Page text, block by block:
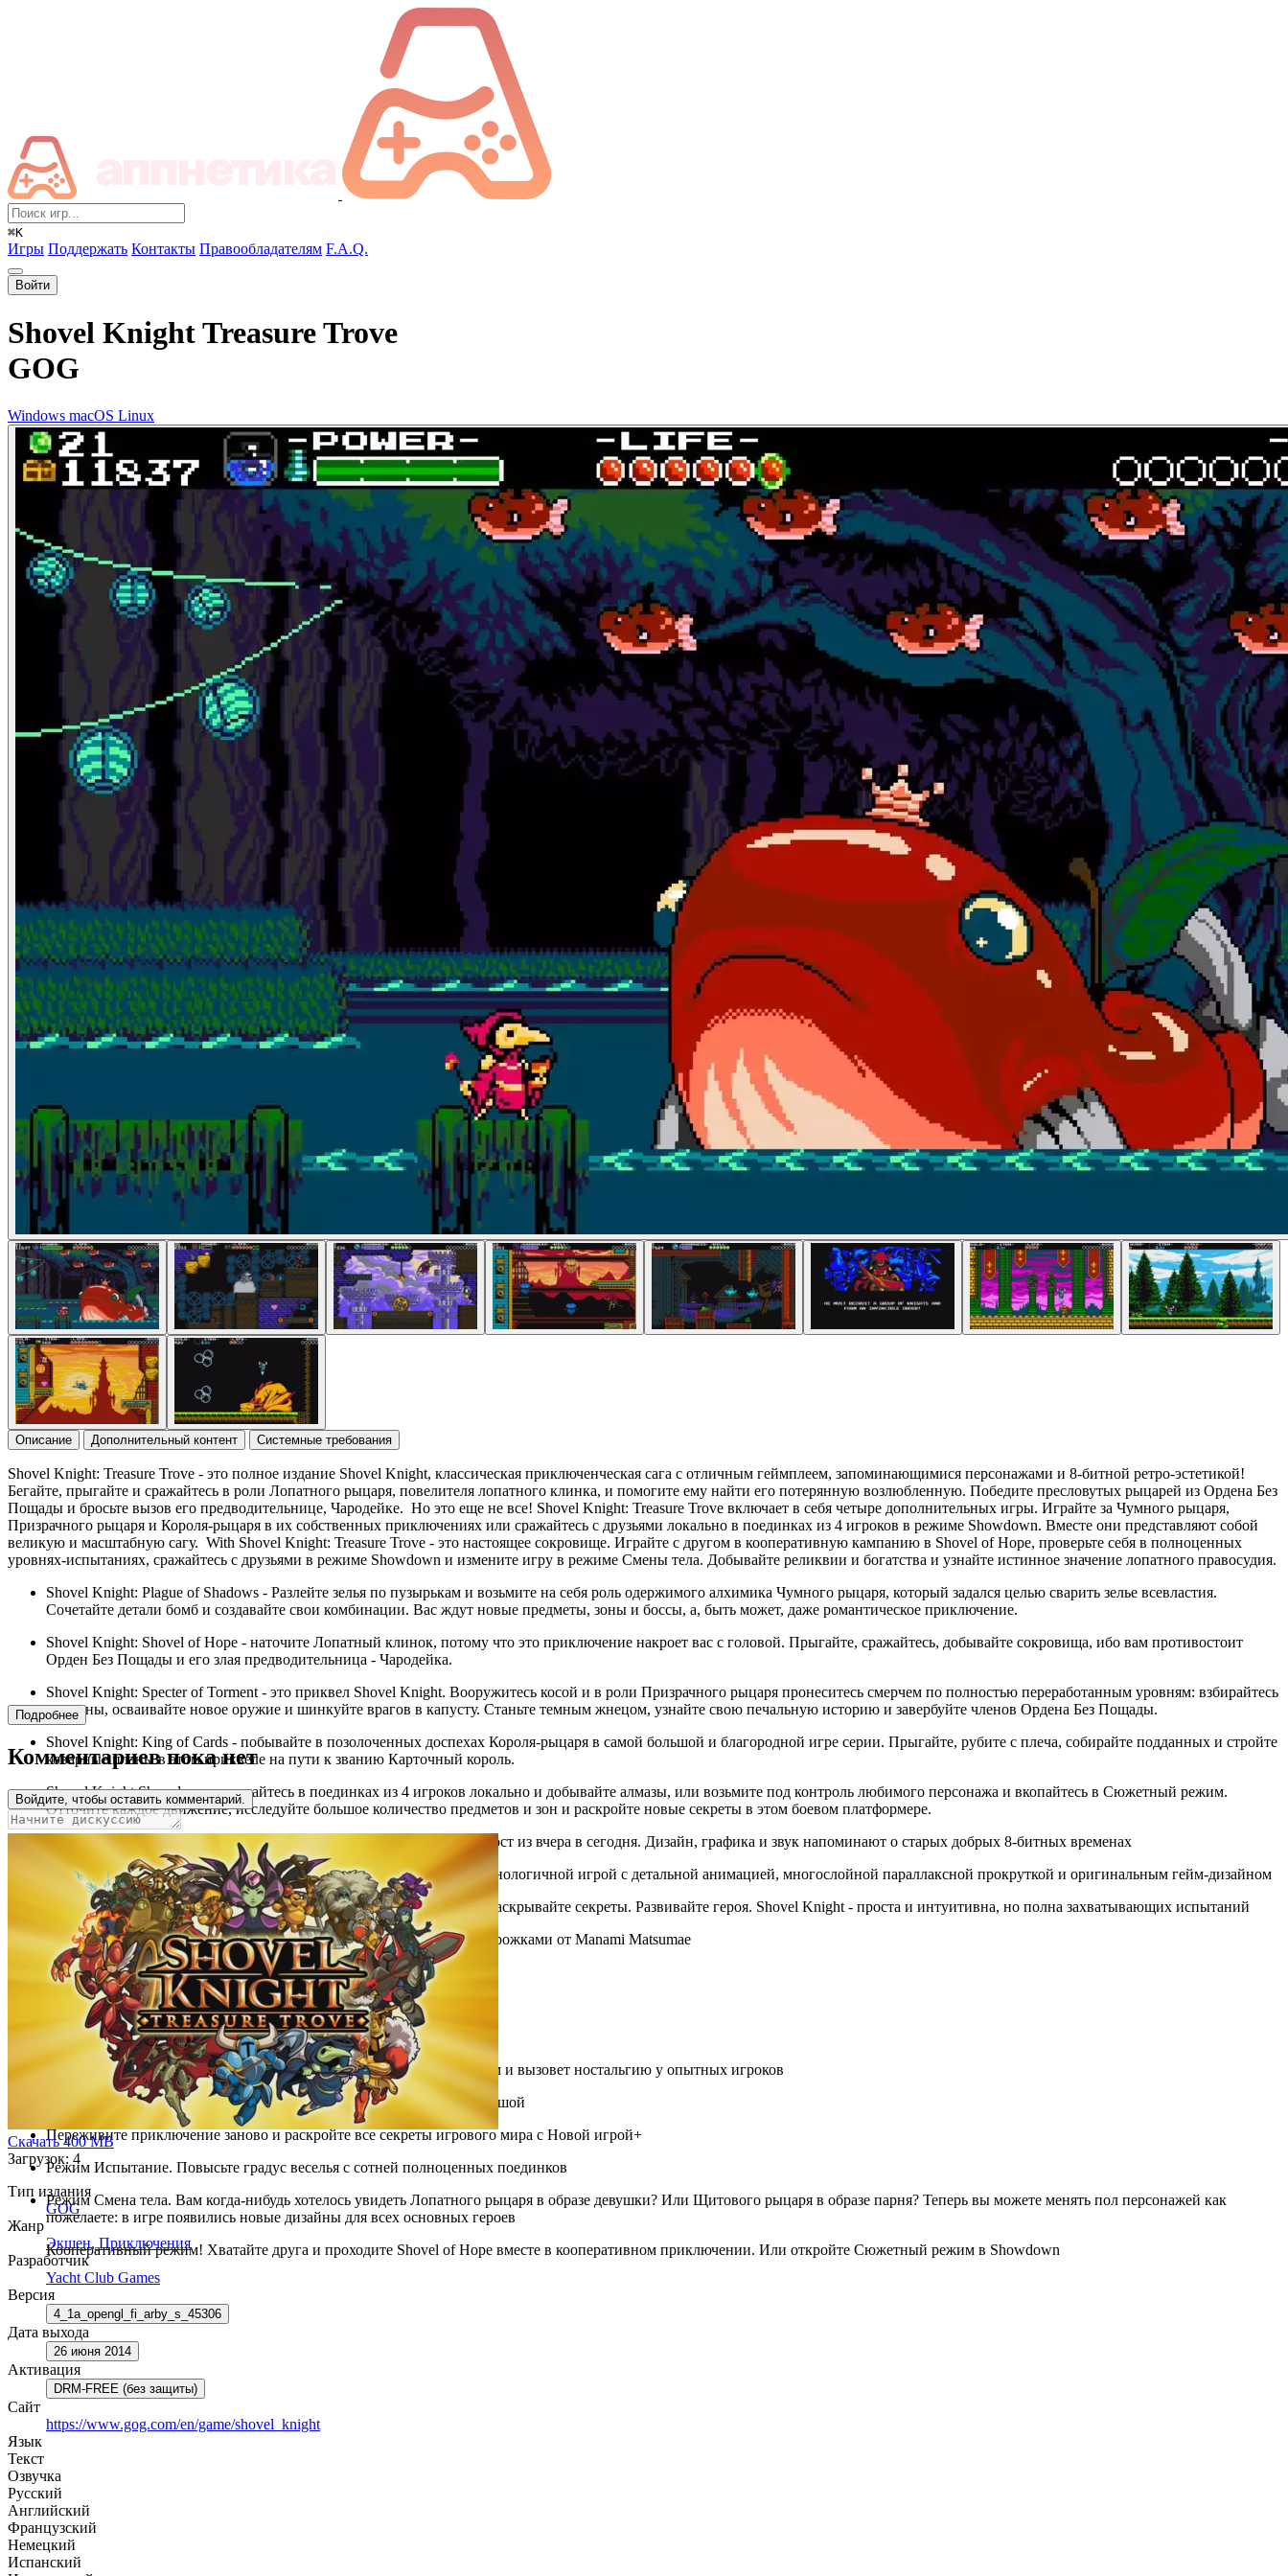
⌘K
Игры Поддержать Контакты Правообладателям F.A.Q.
Войти
Shovel Knight Treasure Trove
GOG
Windows macOS Linux
Описание Дополнительный контент Системные требования
Shovel Knight: Treasure Trove - это полное издание Shovel Knight, классическая приключенческая сага с отличным геймплеем, запоминающимися персонажами и 8-битной ретро-эстетикой!
Бегайте, прыгайте и сражайтесь в роли Лопатного рыцаря, повелителя лопатного клинка, и помогите ему найти его потерянную возлюбленную. Победите пресловутых рыцарей из Ордена Без
Пощады и бросьте вызов его предводительнице, Чародейке. Но это еще не все! Shovel Knight: Treasure Trove включает в себя четыре дополнительных игры. Играйте за Чумного рыцаря,
Призрачного рыцаря и Короля-рыцаря в их собственных приключениях или сражайтесь с друзьями локально в поединках из 4 игроков в режиме Showdown. Вместе они представляют собой
великую и масштабную сагу. With Shovel Knight: Treasure Trove - это настоящее сокровище. Играйте с другом в кооперативную кампанию в Shovel of Hope, проверьте себя в полноценных
уровнях-испытаниях, сражайтесь с друзьями в режиме Showdown и измените игру в режиме Смены тела. Добывайте реликвии и богатства и узнайте истинное значение лопатного правосудия.
Shovel Knight: Plague of Shadows - Разлейте зелья по пузырькам и возьмите на себя роль одержимого алхимика Чумного рыцаря, который задался целью сварить зелье всевластия.
Сочетайте детали бомб и создавайте свои комбинации. Вас ждут новые предметы, зоны и боссы, а, быть может, даже романтическое приключение.
Shovel Knight: Shovel of Hope - наточите Лопатный клинок, потому что это приключение накроет вас с головой. Прыгайте, сражайтесь, добывайте сокровища, ибо вам противостоит
Орден Без Пощады и его злая предводительница - Чародейка.
Shovel Knight: Specter of Torment - это приквел Shovel Knight. Вооружитесь косой и в роли Призрачного рыцаря пронеситесь смерчем по полностью переработанным уровням: взбирайтесь
на стены, осваивайте новое оружие и шинкуйте врагов в капусту. Станьте темным жнецом, узнайте свою печальную историю и завербуйте членов Ордена Без Пощады.
Shovel Knight: King of Cards - побывайте в позолоченных доспехах Короля-рыцаря в самой большой и благородной игре серии. Прыгайте, рубите с плеча, собирайте подданных и стройте
коварные планы в этом приквеле на пути к званию Карточный король.
Shovel Knight Showdown - сражайтесь в поединках из 4 игроков локально и добывайте алмазы, или возьмите под контроль любимого персонажа и вкопайтесь в Сюжетный режим.
Отточите каждое движение, исследуйте большое количество предметов и зон и раскройте новые секреты в этом боевом платформере.
Красивый и неподдельный стиль Yacht Club Games прокладывает мост из вчера в сегодня. Дизайн, графика и звук напоминают о старых добрых 8-битных временах
При этом современные технологии делают Shovel Knight высокотехнологичной игрой с детальной анимацией, многослойной параллаксной прокруткой и оригинальным гейм-дизайном
Прыгайте через ямы. Сражайтесь с врагами. Находите сокровища. Раскрывайте секреты. Развивайте героя. Shovel Knight - проста и интуитивна, но полна захватывающих испытаний
Обширный саундтрек от Jake "Virt" Kaufman с дополнительными дорожками от Manami Matsumae
Собирайте сокровища, необходимые для улучшения оружия и брони
Детальные, живые фоны и анимация. Большие и четкие пиксели
Обаятельные персонажи и коварные боссы
Сбалансированный игровой процесс, который понравится новичкам и вызовет ностальгию у опытных игроков
Мрачная история, рассказанная с юмором, непринужденностью и душой
Переживите приключение заново и раскройте все секреты игрового мира с Новой игрой+
Режим Испытание. Повысьте градус веселья с сотней полноценных поединков
Режим Смена тела. Вам когда-нибудь хотелось увидеть Лопатного рыцаря в образе девушки? Или Щитового рыцаря в образе парня? Теперь вы можете менять пол персонажей как
пожелаете: в игре появились новые дизайны для всех основных героев
Кооперативный режим! Хватайте друга и проходите Shovel of Hope вместе в кооперативном приключении. Или откройте Сюжетный режим в Showdown
Подробнее
Комментариев пока нет
Войдите, чтобы оставить комментарий.
Скачать400 MB
Загрузок: 4
Тип издания
GOG
Жанр
Экшен, Приключения
Разработчик
Yacht Club Games
Версия
4_1a_opengl_fi_arby_s_45306
Дата выхода
26 июня 2014
Активация
DRM-FREE (без защиты)
Сайт
https://www.gog.com/en/game/shovel_knight
Язык
Текст
Озвучка
Русский
Английский
Французский
Немецкий
Испанский